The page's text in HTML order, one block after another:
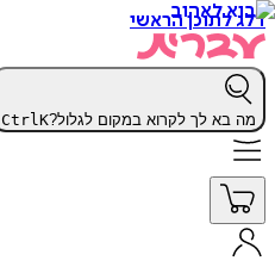
דלג לתוכן הראשי
מה בא לך לקרוא במקום לגלול? CtrlK